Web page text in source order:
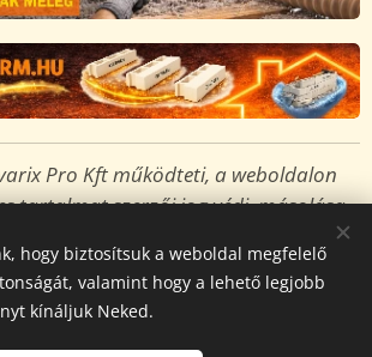
Pro Kft működteti, a weboldalon
tartalmatszerzői jog védi,másolása
Sütik
Nyelvek
hogy biztosítsuk a weboldal megfelelő
valamint hogy a lehető legjobb
kínáljuk Neked.